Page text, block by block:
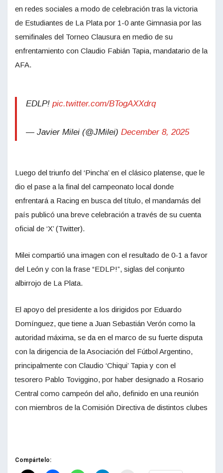
en redes sociales a modo de celebración tras la victoria
de Estudiantes de La Plata por 1-0 ante Gimnasia por las
semifinales del Torneo Clausura en medio de su
enfrentamiento con Claudio Fabián Tapia, mandatario de la
AFA.
EDLP! pic.twitter.com/BTogAXXdrq
— Javier Milei (@JMilei) December 8, 2025
Luego del triunfo del ‘Pincha’ en el clásico platense, que le
dio el pase a la final del campeonato local donde
enfrentará a Racing en busca del título, el mandamás del
país publicó una breve celebración a través de su cuenta
oficial de ‘X’ (Twitter).
Milei compartió una imagen con el resultado de 0-1 a favor
del León y con la frase “EDLP!”, siglas del conjunto
albirrojo de La Plata.
El apoyo del presidente a los dirigidos por Eduardo
Domínguez, que tiene a Juan Sebastián Verón como la
autoridad máxima, se da en el marco de su fuerte disputa
con la dirigencia de la Asociación del Fútbol Argentino,
principalmente con Claudio ‘Chiqui’ Tapia y con el
tesorero Pablo Toviggino, por haber designado a Rosario
Central como campeón del año, definido en una reunión
con miembros de la Comisión Directiva de distintos clubes
Compártelo: